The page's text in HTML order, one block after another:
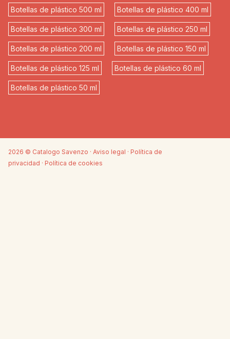
Botellas de plástico 500 ml Botellas de plástico 400 ml
Botellas de plástico 300 ml Botellas de plástico 250 ml
Botellas de plástico 200 ml Botellas de plástico 150 ml
Botellas de plástico 125 ml Botellas de plástico 60 ml
Botellas de plástico 50 ml
2026 © Catalogo Savenzo · Aviso legal · Política de
privacidad · Política de cookies